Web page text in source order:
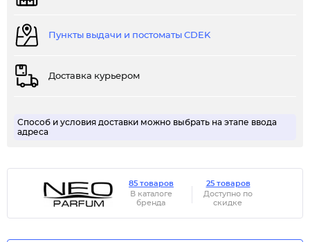
Пункты выдачи и постоматы CDEK
Доставка курьером
Способ и условия доставки можно выбрать на этапе ввода
адреса
85 товаров
В каталоге
бренда
25 товаров
Доступно по
скидке